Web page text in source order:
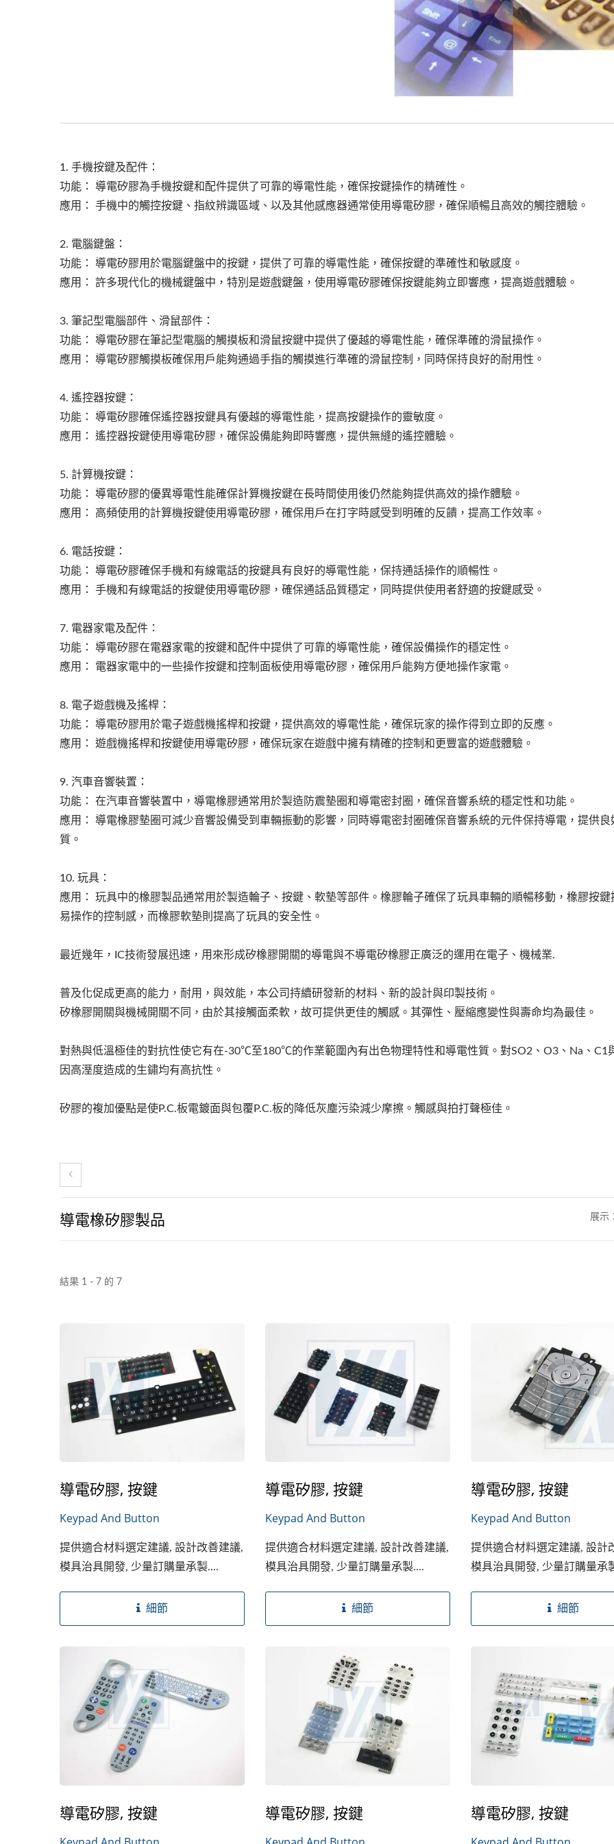
1. 手機按鍵及配件：
功能： 導電矽膠為手機按鍵和配件提供了可靠的導電性能，確保按鍵操作的精確性。
應用： 手機中的觸控按鍵、指紋辨識區域、以及其他感應器通常使用導電矽膠，確保順暢且高效的觸控體驗。
2. 電腦鍵盤：
功能： 導電矽膠用於電腦鍵盤中的按鍵，提供了可靠的導電性能，確保按鍵的準確性和敏感度。
應用： 許多現代化的機械鍵盤中，特別是遊戲鍵盤，使用導電矽膠確保按鍵能夠立即響應，提高遊戲體驗。
3. 筆記型電腦部件、滑鼠部件：
功能： 導電矽膠在筆記型電腦的觸摸板和滑鼠按鍵中提供了優越的導電性能，確保準確的滑鼠操作。
應用： 導電矽膠觸摸板確保用戶能夠通過手指的觸摸進行準確的滑鼠控制，同時保持良好的耐用性。
4. 遙控器按鍵：
功能： 導電矽膠確保遙控器按鍵具有優越的導電性能，提高按鍵操作的靈敏度。
應用： 遙控器按鍵使用導電矽膠，確保設備能夠即時響應，提供無縫的遙控體驗。
5. 計算機按鍵：
功能： 導電矽膠的優異導電性能確保計算機按鍵在長時間使用後仍然能夠提供高效的操作體驗。
應用： 高頻使用的計算機按鍵使用導電矽膠，確保用戶在打字時感受到明確的反饋，提高工作效率。
6. 電話按鍵：
功能： 導電矽膠確保手機和有線電話的按鍵具有良好的導電性能，保持通話操作的順暢性。
應用： 手機和有線電話的按鍵使用導電矽膠，確保通話品質穩定，同時提供使用者舒適的按鍵感受。
7. 電器家電及配件：
功能： 導電矽膠在電器家電的按鍵和配件中提供了可靠的導電性能，確保設備操作的穩定性。
應用： 電器家電中的一些操作按鍵和控制面板使用導電矽膠，確保用戶能夠方便地操作家電。
8. 電子遊戲機及搖桿：
功能： 導電矽膠用於電子遊戲機搖桿和按鍵，提供高效的導電性能，確保玩家的操作得到立即的反應。
應用： 遊戲機搖桿和按鍵使用導電矽膠，確保玩家在遊戲中擁有精確的控制和更豐富的遊戲體驗。
9. 汽車音響裝置：
功能： 在汽車音響裝置中，導電橡膠通常用於製造防震墊圈和導電密封圈，確保音響系統的穩定性和功能。
應用： 導電橡膠墊圈可減少音響設備受到車輛振動的影響，同時導電密封圈確保音響系統的元件保持導電，提供良
質。
10. 玩具：
應用： 玩具中的橡膠製品通常用於製造輪子、按鍵、軟墊等部件。橡膠輪子確保了玩具車輛的順暢移動，橡膠按鍵
易操作的控制感，而橡膠軟墊則提高了玩具的安全性。
最近幾年，IC技術發展迅速，用來形成矽橡膠開關的導電與不導電矽橡膠正廣泛的運用在電子、機械業.
普及化促成更高的能力，耐用，與效能，本公司持續研發新的材料、新的設計與印製技術。
矽橡膠開關與機械開關不同，由於其接觸面柔軟，故可提供更佳的觸感。其彈性、壓縮應變性與壽命均為最佳。
對熱與低溫極佳的對抗性使它有在-30℃至180℃的作業範圍內有出色物理特性和導電性質。對SO2、O3、Na、C1
因高溼度造成的生鏽均有高抗性。
矽膠的複加優點是使P.C.板電鍍面與包覆P.C.板的降低灰塵污染減少摩擦。觸感與拍打聲極佳。
導電橡矽膠製品 展示：
結果 1 - 7 的 7
導電矽膠, 按鍵
Keypad And Button
提供適合材料選定建議, 設計改善建議,
模具治具開發, 少量訂購量承製....
細節
導電矽膠, 按鍵
Keypad And Button
提供適合材料選定建議, 設計改善建議,
模具治具開發, 少量訂購量承製....
細節
導電矽膠, 按鍵
Keypad And Button
提供適合材料選定建議, 設計
模具治具開發, 少量訂購量承
細節
導電矽膠, 按鍵 導電矽膠, 按鍵 導電矽膠, 按鍵
智慧手錶錶帶、手環 矽膠保護套 智慧手錶錶帶、手環